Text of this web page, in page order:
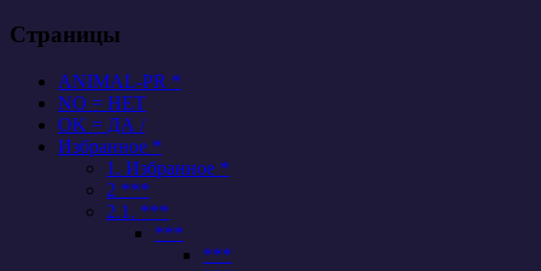
Страницы
ANIMAL-PR *
NO = НЕТ
OK = ДА /
Избранное *
1. Избранное *
2 ***
2.1. ***
***
***